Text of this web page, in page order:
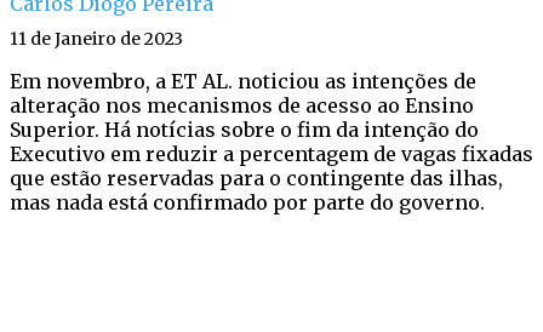
11 de Janeiro de 2023
Em novembro, a ET AL. noticiou as intenções de
alteração nos mecanismos de acesso ao Ensino
Superior. Há notícias sobre o fim da intenção do
Executivo em reduzir a percentagem de vagas fixadas
que estão reservadas para o contingente das ilhas,
mas nada está confirmado por parte do governo.